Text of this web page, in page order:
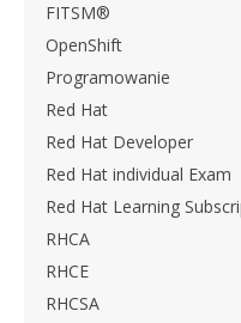
FITSM®
OpenShift
Programowanie
Red Hat
Red Hat Developer
Red Hat individual Exam
Red Hat Learning
RHCA
RHCE
RHCSA